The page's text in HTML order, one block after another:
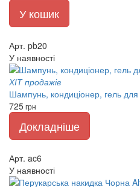
У кошик
Арт. pb20
У наявності
ХІТ продажів
Шампунь, кондиціонер, гель
725грн
Докладніше
Арт. ac6
У наявності